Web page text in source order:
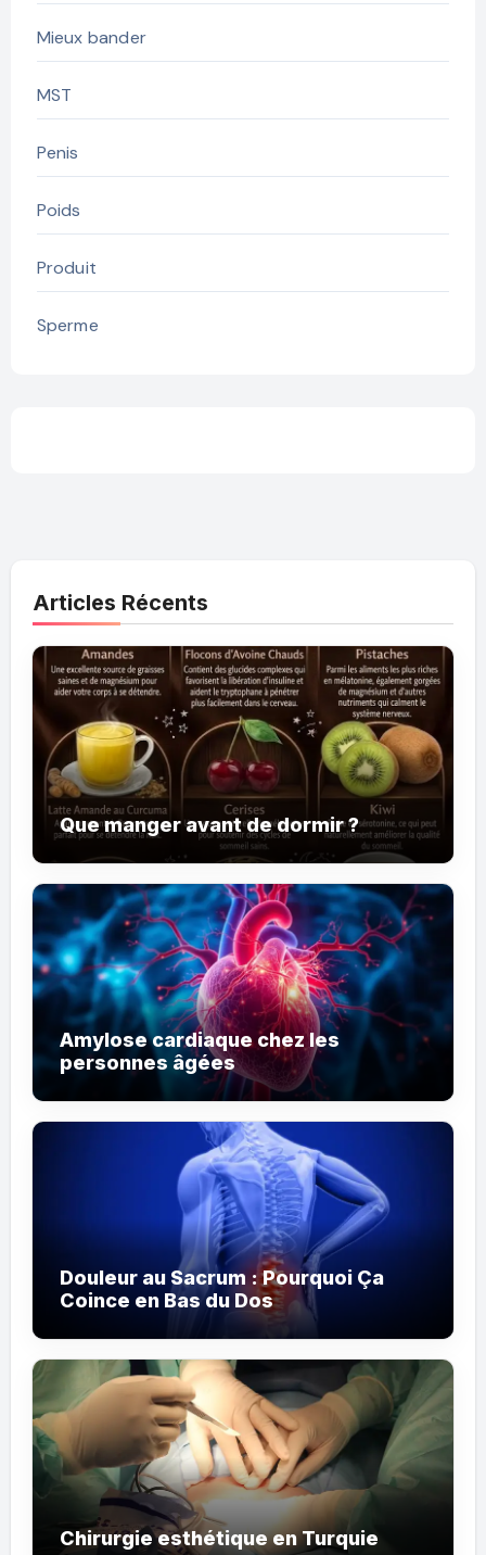
Mieux bander
MST
Penis
Poids
Produit
Sperme
Articles Récents
Que manger avant de dormir ?
Amylose cardiaque chez les
personnes âgées
Douleur au Sacrum : Pourquoi Ça
Coince en Bas du Dos
Chirurgie esthétique en Turquie